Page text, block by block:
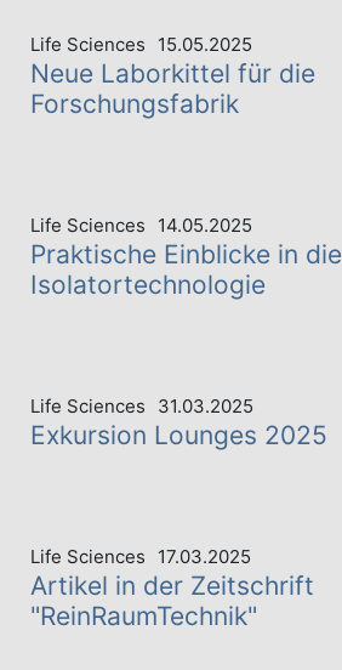
Life Sciences 15.05.2025
Neue Laborkittel für die
Forschungsfabrik
Life Sciences 14.05.2025
Praktische Einblicke in die
Isolatortechnologie
Life Sciences 31.03.2025
Exkursion Lounges 2025
Life Sciences 17.03.2025
Artikel in der Zeitschrift
"ReinRaumTechnik"